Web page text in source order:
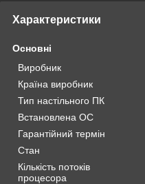
Характеристики
Основні
Виробник
Країна виробник
Тип настільного ПК
Встановлена ОС
Гарантійний термін
Стан
Кількість потоків
процесора